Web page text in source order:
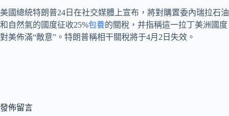
美國總統特朗普24日在社交媒體上宣布，將對購置委內瑞拉石油
和自然氣的國度征收25%包養的關稅，并指稱這一拉丁美洲國度
對美佈滿“敵意”。特朗普稱相干關稅將于4月2日失效。
發佈留言